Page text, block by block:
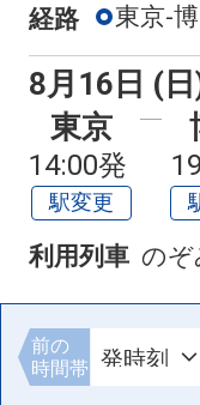
経路 東京-
8月16日 (
東京
14:00発
駅変更
利用列車 のぞ
前の
時間帯